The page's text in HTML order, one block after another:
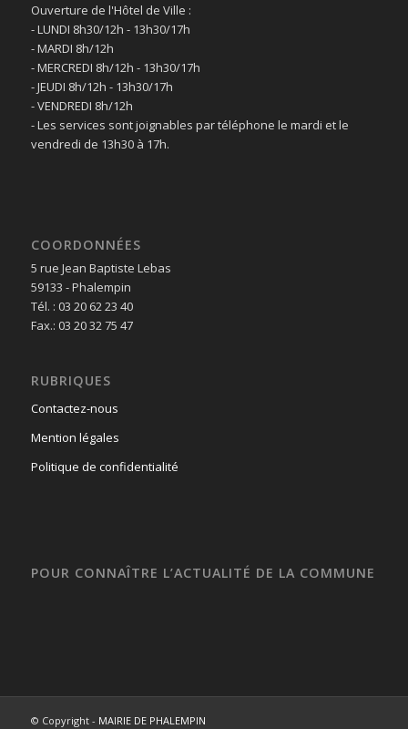
Ouverture de l'Hôtel de Ville :
- LUNDI 8h30/12h - 13h30/17h
- MARDI 8h/12h
- MERCREDI 8h/12h - 13h30/17h
- JEUDI 8h/12h - 13h30/17h
- VENDREDI 8h/12h
- Les services sont joignables par téléphone le mardi et le
vendredi de 13h30 à 17h.
COORDONNÉES
5 rue Jean Baptiste Lebas
59133 - Phalempin
Tél. : 03 20 62 23 40
Fax.: 03 20 32 75 47
RUBRIQUES
Contactez-nous
Mention légales
Politique de confidentialité
POUR CONNAÎTRE L’ACTUALITÉ DE LA COMMUNE
© Copyright - MAIRIE DE PHALEMPIN